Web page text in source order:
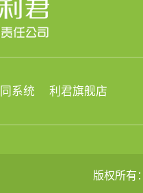
系统 利君旗舰店
版权所有